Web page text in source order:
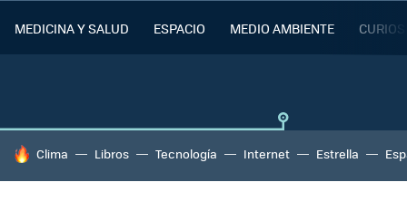
MEDICINA Y SALUD ESPACIO MEDIO AMBIENTE
HOY SE HABLA DE
Clima Libros Tecnología Internet Estrella